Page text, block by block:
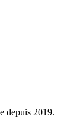
depuis 2019.